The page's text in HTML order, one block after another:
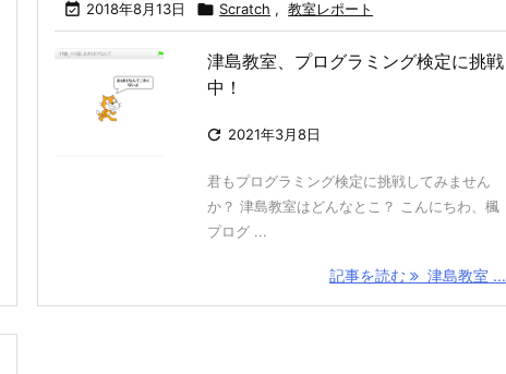
 2018年8月13日  Scratch , 教室レポート
津島教室、プログラミング検定に挑戦
中！
 2021年3月8日
君もプログラミング検定に挑戦してみません
か？ 津島教室はどんなとこ？ こんにちわ、楓
プログ ...
記事を読む 津島教室 ...